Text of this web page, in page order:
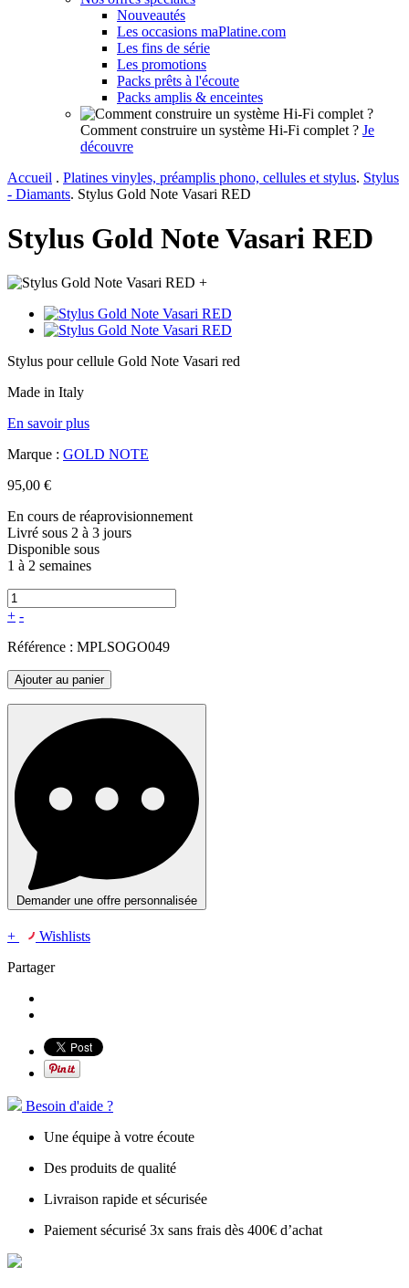
Nouveautés
Les occasions maPlatine.com
Les fins de série
Les promotions
Packs prêts à l'écoute
Packs amplis & enceintes
Comment construire un système Hi-Fi complet ? Je
découvre
Accueil . Platines vinyles, préamplis phono, cellules et stylus. Stylus
- Diamants. Stylus Gold Note Vasari RED
Stylus Gold Note Vasari RED
+
Stylus pour cellule Gold Note Vasari red
Made in Italy
En savoir plus
Marque : GOLD NOTE
95,00 €
En cours de réaprovisionnement
Livré sous 2 à 3 jours
Disponible sous
1 à 2 semaines
+ -
Référence : MPLSOGO049
Ajouter au panier
Demander une offre personnalisée
+
Wishlists
Partager
Besoin d'aide ?
Une équipe à votre écoute
Des produits de qualité
Livraison rapide et sécurisée
Paiement sécurisé 3x sans frais dès 400€ d’achat